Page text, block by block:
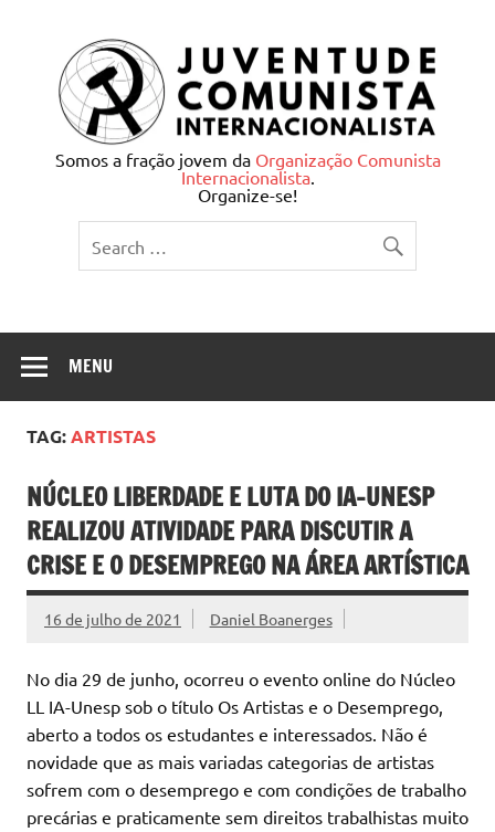
Juventude Comunista
Internacionalista
Somos a fração jovem da Organização Comunista
Internacionalista.
Organize-se!
MENU
TAG:ARTISTAS
NÚCLEO LIBERDADE E LUTA DO IA-UNESP
REALIZOU ATIVIDADE PARA DISCUTIR A
CRISE E O DESEMPREGO NA ÁREA ARTÍSTICA
16 de julho de 2021 Daniel Boanerges
No dia 29 de junho, ocorreu o evento online do Núcleo
LL IA-Unesp sob o título Os Artistas e o Desemprego,
aberto a todos os estudantes e interessados. Não é
novidade que as mais variadas categorias de artistas
sofrem com o desemprego e com condições de trabalho
precárias e praticamente sem direitos trabalhistas muito